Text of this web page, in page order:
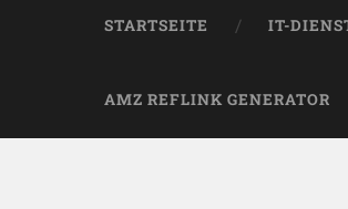
STARTSEITE IT-
AMZ REFLINK GENERATOR